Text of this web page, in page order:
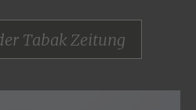
Tabak Zeitung